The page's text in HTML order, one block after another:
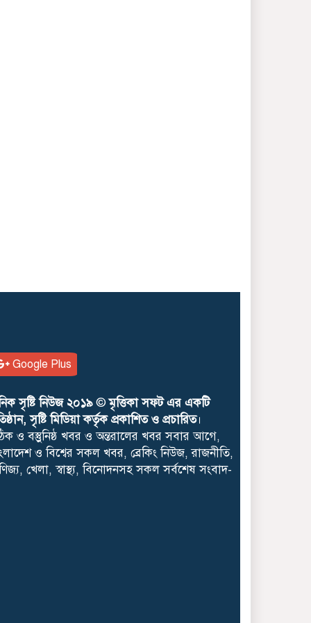
Google Plus
সৃষ্টি নিউজ ২০১৯©মৃত্তিকা সফট এর একটি
সৃষ্টি মিডিয়া কর্তৃক প্রকাশিত ও প্রচারিত।
ও বস্তুুনিষ্ঠ খবর ও অন্তরালের খবর সবার আগে,
ও বিশ্বের সকল খবর, ব্রেকিং নিউজ, রাজনীতি,
খেলা, স্বাস্থ্য, বিনোদনসহ সকল সর্বশেষ সংবাদ-